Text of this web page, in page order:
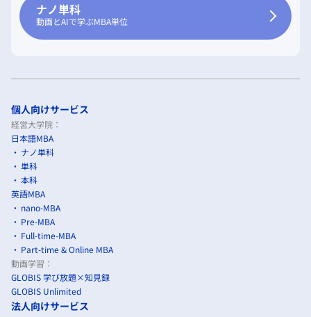
ナノ単科
動画とAIで学ぶMBA単位
個人向けサービス
経営大学院：
日本語MBA
ナノ単科
単科
本科
英語MBA
nano-MBA
Pre-MBA
Full-time-MBA
Part-time & Online MBA
動画学習：
GLOBIS 学び放題×知見録
GLOBIS Unlimited
法人向けサービス